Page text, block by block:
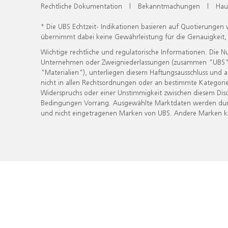
Rechtliche Dokumentation | Bekanntmachungen |
* Die UBS Echtzeit- Indikationen basieren auf
übernimmt dabei keine Gewährleistung für die
Wichtige rechtliche und regulatorische Informationen. Die
Unternehmen oder Zweigniederlassungen (zusammen
"Materialien"), unterliegen diesem Haftungsausschluss
nicht in allen Rechtsordnungen oder an bestimmte
Widerspruchs oder einer Unstimmigkeit zwischen diesem
Bedingungen Vorrang. Ausgewählte Marktdaten werden
und nicht eingetragenen Marken von UBS. Andere Marken